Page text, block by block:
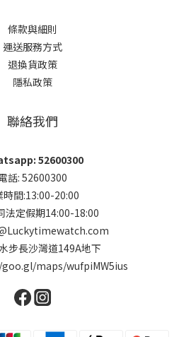
條款與細則
運送服務方式
退換貨政策
隱私政策
聯絡我們
52600300
話: 52600300
時間:13:00-20:00
法定假期14:00-18:00
步長沙灣道149A地下
maps/wufpiMW5ius